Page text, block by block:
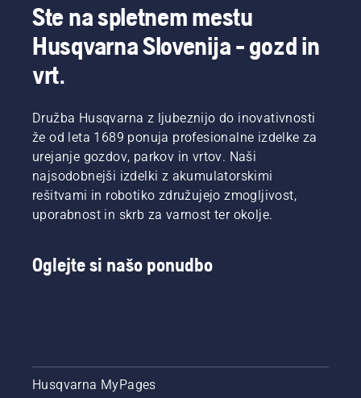
Ste na spletnem mestu
Husqvarna Slovenija - gozd in
vrt.
Družba Husqvarna z ljubeznijo do inovativnosti
že od leta 1689 ponuja profesionalne izdelke za
urejanje gozdov, parkov in vrtov. Naši
najsodobnejši izdelki z akumulatorskimi
rešitvami in robotiko združujejo zmogljivost,
uporabnost in skrb za varnost ter okolje.
Oglejte si našo ponudbo
Husqvarna MyPages